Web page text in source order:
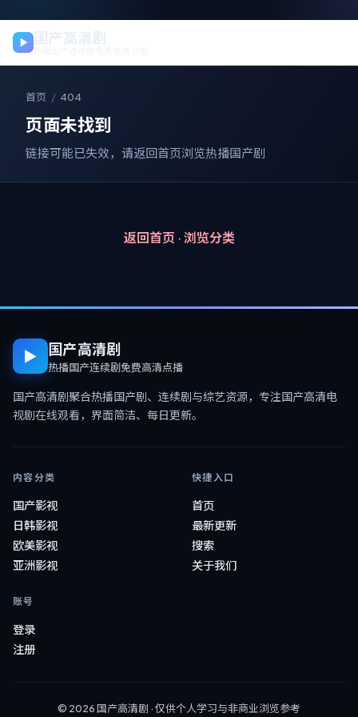
首页 / 404
页面未找到
链接可能已失效，请返回首页浏览热播国产剧
返回首页 ·浏览分类
▶ 国产高清剧
热播国产连续剧免费高清点播
国产高清剧聚合热播国产剧、连续剧与综艺资源，专注国产高清电
视剧在线观看，界面简洁、每日更新。
内容分类
国产影视
日韩影视
欧美影视
亚洲影视
快捷入口
首页
最新更新
搜索
关于我们
账号
登录
注册
© 2026国产高清剧 · 仅供个人学习与非商业浏览参考